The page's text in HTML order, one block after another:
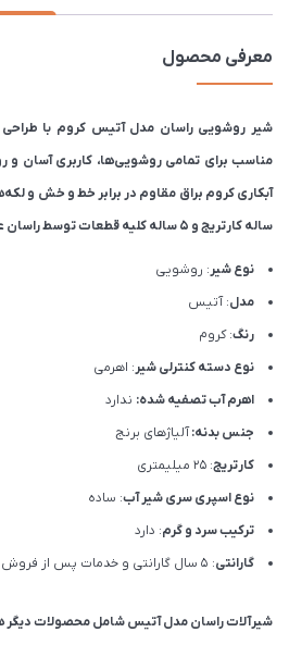
معرفی محصول
شیر روشویی راسان مدل آتیس کروم با طراحی
مناسب برای تمامی روشویی‌ها، کاربری آسان و
ساله کارتریج و ۵ ساله کلیه قطعات توسط راسان عرضه می‌شود.
نوع شیر: روشویی
مدل: آتیس
رنگ: کروم
نوع دسته کنترلی شیر: اهرمی
اهرم آب تصفیه شده: ندارد
جنس بدنه:آلیاژهای برنج
کارتریج: 25 میلیمتری
نوع اسپری سری شیر آب: ساده
ترکیب سرد و گرم: دارد
گارانتی: 5 سال گارانتی و خدمات پس از فروش
شیرآلات راسان مدل آتیس شامل محصولات دیگر